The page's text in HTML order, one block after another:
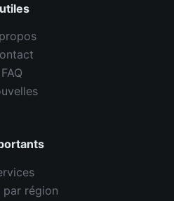
FAQ
par région